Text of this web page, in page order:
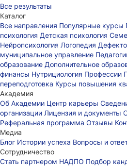
Все результаты
Каталог
Все направления Популярные курсы
психология Детская психология
Нейропсихология Логопедия
муниципальное управление
образование Дополнительное
финансы Нутрициология Профессии
переподготовка Курсы повышения
Академия
Об Академии Центр карьеры
организации Лицензия и документы
Реферальная программа Отзывы
Медиа
Блог Истории успеха Вопросы и
Сотрудничество
Стать партнером НАДПО Подбор